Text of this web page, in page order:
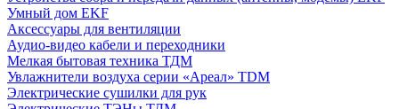
Умный дом EKF
Аксессуары для вентиляции
Аудио-видео кабели и переходники
Мелкая бытовая техника ТДМ
Увлажнители воздуха серии «Ареал» TDM
Электрические сушилки для рук